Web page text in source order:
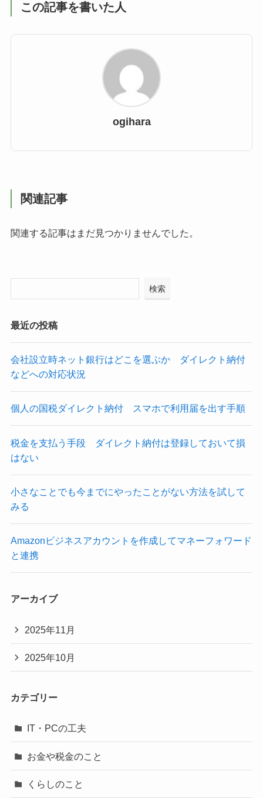
この記事を書いた人
ogihara
関連記事
関連する記事はまだ見つかりませんでした。
検索
最近の投稿
会社設立時ネット銀行はどこを選ぶか ダイレクト納付
などへの対応状況
個人の国税ダイレクト納付 スマホで利用届を出す手順
税金を支払う手段 ダイレクト納付は登録しておいて損
はない
小さなことでも今までにやったことがない方法を試して
みる
Amazonビジネスアカウントを作成してマネーフォワード
と連携
アーカイブ
2025年11月
2025年10月
カテゴリー
IT・PCの工夫
お金や税金のこと
くらしのこと